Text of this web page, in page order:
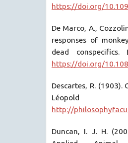
https://doi.org/
De Marco, A.,
responses of
dead
https://doi.org/
Descartes, R. (1903).
http://
Duncan, I. J. H.